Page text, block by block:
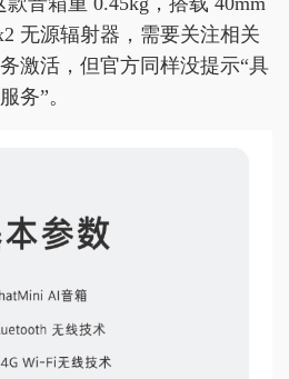
无源辐射器，需要关注相关
激活，但官方同样没提示“具
务”。